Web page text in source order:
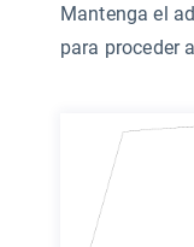
Mantenga el
para proceder